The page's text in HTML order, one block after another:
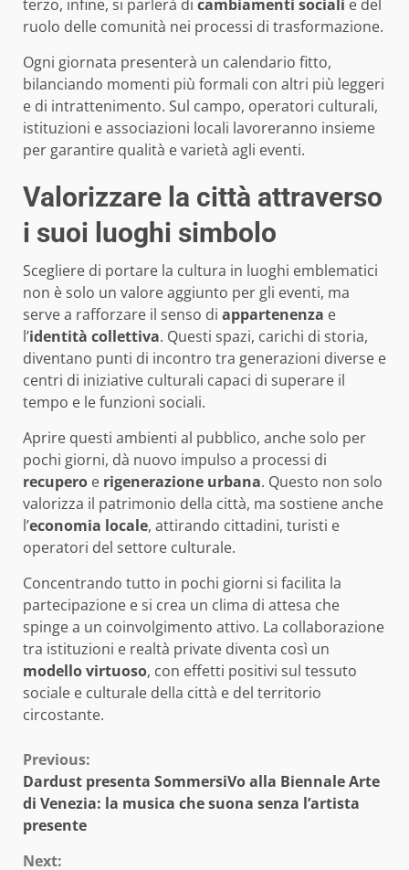
terzo, infine, si parlerà di cambiamenti sociali e del
ruolo delle comunità nei processi di trasformazione.
Ogni giornata presenterà un calendario fitto,
bilanciando momenti più formali con altri più leggeri
e di intrattenimento. Sul campo, operatori culturali,
istituzioni e associazioni locali lavoreranno insieme
per garantire qualità e varietà agli eventi.
Valorizzare la città attraverso
i suoi luoghi simbolo
Scegliere di portare la cultura in luoghi emblematici
non è solo un valore aggiunto per gli eventi, ma
serve a rafforzare il senso di appartenenza e
l’identità collettiva. Questi spazi, carichi di storia,
diventano punti di incontro tra generazioni diverse e
centri di iniziative culturali capaci di superare il
tempo e le funzioni sociali.
Aprire questi ambienti al pubblico, anche solo per
pochi giorni, dà nuovo impulso a processi di
recupero e rigenerazione urbana. Questo non solo
valorizza il patrimonio della città, ma sostiene anche
l’economia locale, attirando cittadini, turisti e
operatori del settore culturale.
Concentrando tutto in pochi giorni si facilita la
partecipazione e si crea un clima di attesa che
spinge a un coinvolgimento attivo. La collaborazione
tra istituzioni e realtà private diventa così un
modello virtuoso, con effetti positivi sul tessuto
sociale e culturale della città e del territorio
circostante.
Continue
Reading
Previous:
Dardust presenta SommersiVo alla Biennale Arte
di Venezia: la musica che suona senza l’artista
presente
Next: